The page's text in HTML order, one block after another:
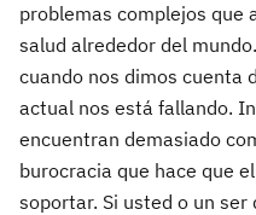
problemas complejos que
salud alrededor del
cuando nos dimos cuenta
actual nos está fallando.
encuentran demasiado
burocracia que hace que
soportar. Si usted o un